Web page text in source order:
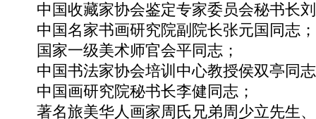
中国收藏家协会鉴定专家委员会秘书长
中国名家书画研究院副院长张元国同志；
国家一级美术师官会平同志；
中国书法家协会培训中心教授侯双亭同
中国画研究院秘书长李健同志；
著名旅美华人画家周氏兄弟周少立先生、